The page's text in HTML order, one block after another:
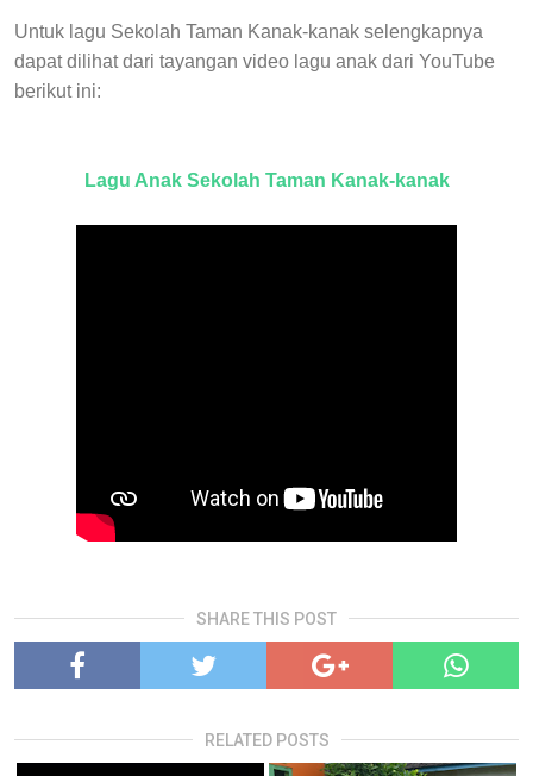
Untuk lagu Sekolah Taman Kanak-kanak selengkapnya
dapat dilihat dari tayangan video lagu anak dari YouTube
berikut ini:
Lagu Anak Sekolah Taman Kanak-kanak
SHARE THIS POST
RELATED POSTS